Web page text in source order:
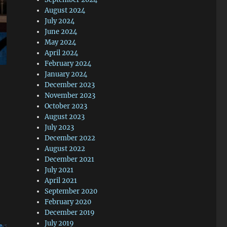
August 2024
July 2024
June 2024
May 2024
April 2024
February 2024
January 2024
December 2023
November 2023
October 2023
August 2023
July 2023
December 2022
August 2022
December 2021
July 2021
April 2021
September 2020
February 2020
December 2019
July 2019